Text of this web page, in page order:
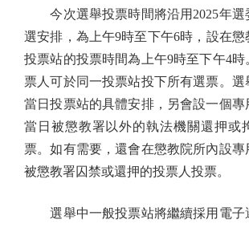
今次選舉投票時間將沿用2025年選
選安排，為上午9時至下午6時，設在懲
投票站的投票時間為上午9時至下午4時
票人可於同一投票站投下所有選票。
當日投票站的具體安排，另會設一個
當日被懲教署以外的執法機關還押或
票。如有需要，還會在懲教院所內設
被懲教署囚禁或還押的投票人投票。
選舉中一般投票站將繼續採用電子